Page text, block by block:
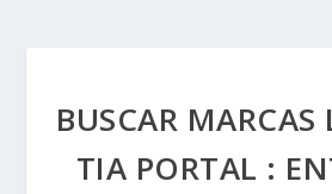
BUSCAR MARCAS
TIA PORTAL :